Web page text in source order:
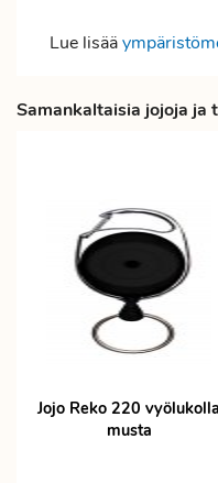
Lue lisää
Samankaltaisia jojoja
Jojo Reko 220 vyölukolla
musta